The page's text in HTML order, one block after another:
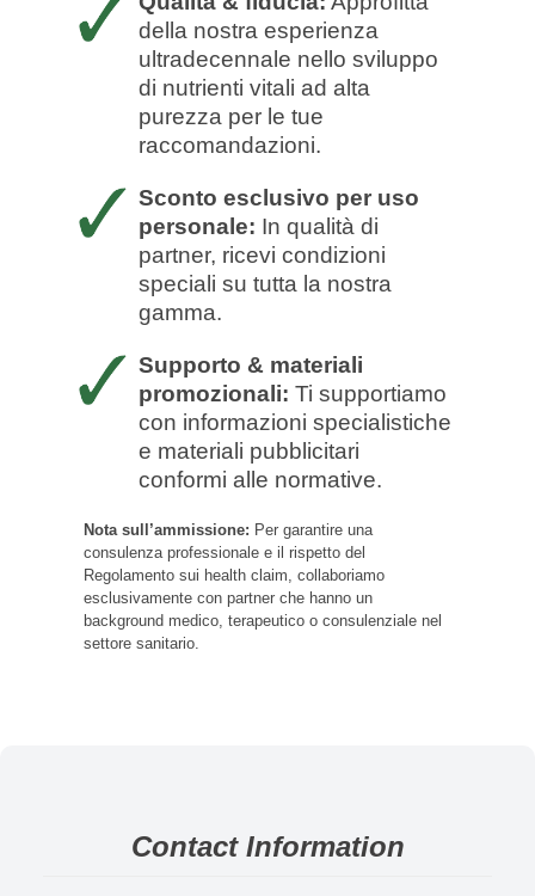
della nostra esperienza
ultradecennale nello sviluppo
di nutrienti vitali ad alta
purezza per le tue
raccomandazioni.
Sconto esclusivo per uso
personale: In qualità di
partner, ricevi condizioni
speciali su tutta la nostra
gamma.
Supporto & materiali
promozionali: Ti supportiamo
con informazioni specialistiche
e materiali pubblicitari
conformi alle normative.
Nota sull’ammissione: Per garantire una
consulenza professionale e il rispetto del
Regolamento sui health claim, collaboriamo
esclusivamente con partner che hanno un
background medico, terapeutico o consulenziale nel
settore sanitario.
Contact Information